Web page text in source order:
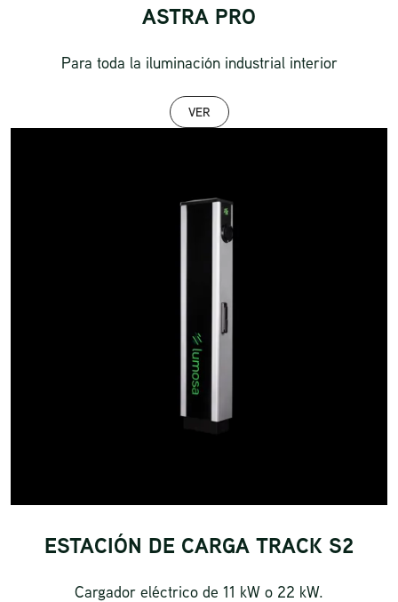
ASTRA PRO
Para toda la iluminación industrial interior
VER
ESTACIÓN DE CARGA TRACK S2
Cargador eléctrico de 11 kW o 22 kW.